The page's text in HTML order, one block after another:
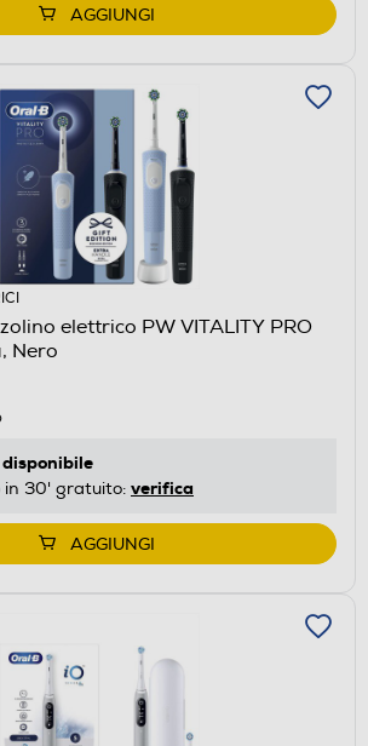
AGGIUNGI
elettrico PW VITALITY PRO
Nero
disponibile
in 30' gratuito: verifica
AGGIUNGI